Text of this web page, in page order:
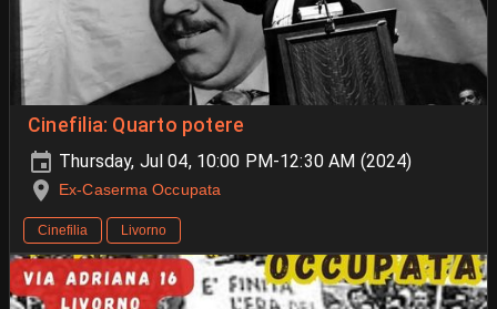
Cinefilia: Quarto potere
Thursday, Jul 04, 10:00 PM-12:30 AM (2024)
Ex-Caserma Occupata
Cinefilia Livorno